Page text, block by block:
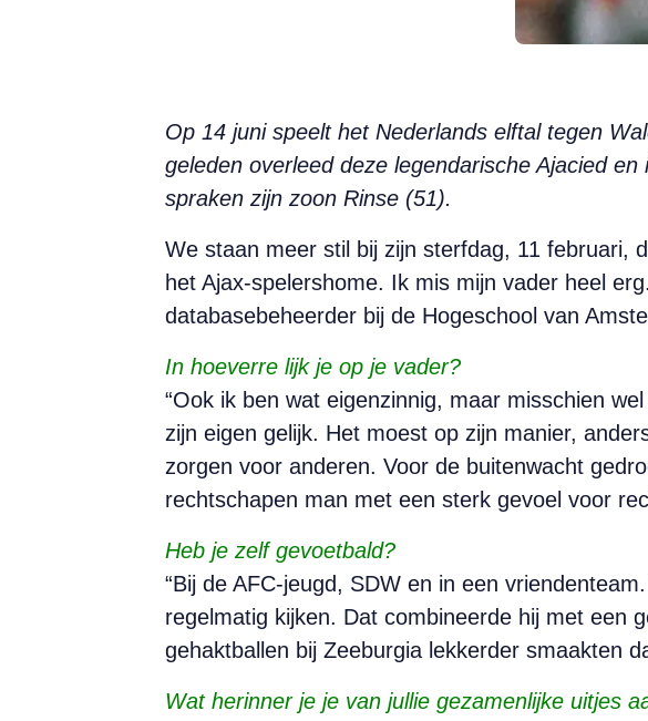
Op 14 juni speelt het Nederlands elftal tegen
geleden overleed deze legendarische Ajacied
spraken zijn zoon Rinse (51).
We staan meer stil bij zijn sterfdag, 11 februari,
het Ajax-spelershome. Ik mis mijn vader heel
databasebeheerder bij de Hogeschool van
In hoeverre lijk je op je vader?
“Ook ik ben wat eigenzinnig, maar misschien
zijn eigen gelijk. Het moest op zijn manier,
zorgen voor anderen. Voor de buitenwacht
rechtschapen man met een sterk gevoel voor
Heb je zelf gevoetbald?
“Bij de AFC-jeugd, SDW en in een
regelmatig kijken. Dat combineerde hij met een
gehaktballen bij Zeeburgia lekkerder smaakten
Wat herinner je je van jullie gezamenlijke uitjes